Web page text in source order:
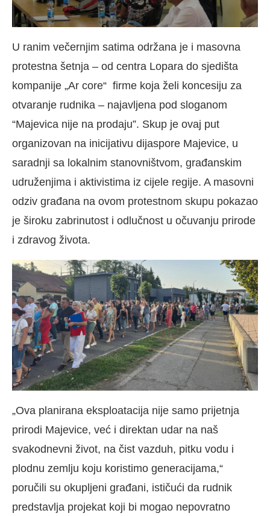
U ranim večernjim satima održana je i masovna
protestna šetnja – od centra Lopara do sjedišta
kompanije „Ar core“ firme koja želi koncesiju za
otvaranje rudnika – najavljena pod sloganom
“Majevica nije na prodaju”. Skup je ovaj put
organizovan na inicijativu dijaspore Majevice, u
saradnji sa lokalnim stanovništvom, građanskim
udruženjima i aktivistima iz cijele regije. A masovni
odziv građana na ovom protestnom skupu pokazao
je široku zabrinutost i odlučnost u očuvanju prirode
i zdravog života.
„Ova planirana eksploatacija nije samo prijetnja
prirodi Majevice, već i direktan udar na naš
svakodnevni život, na čist vazduh, pitku vodu i
plodnu zemlju koju koristimo generacijama,“
poručili su okupljeni građani, ističući da rudnik
predstavlja projekat koji bi mogao nepovratno